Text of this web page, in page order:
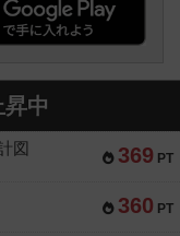
中
369 PT
図
360 PT